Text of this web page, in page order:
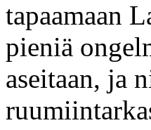
tapaamaan
pieniä
aseitaan, ja